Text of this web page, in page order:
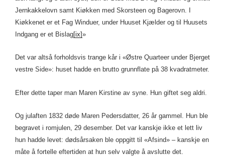
Jernkakkelovn samt Kiøkken med Skorsteen og Bagerovn. I
Kiøkkenet er et Fag Winduer, under Huuset Kjælder og til Huusets
Indgang er et Bislag[ix]»
Det var altså forholdsvis trange kår i «Østre Quarteer under Bjerget
vestre Side»: huset hadde en brutto grunnflate på 38 kvadratmeter.
Efter dette taper man Maren Kirstine av syne. Hun giftet seg aldri.
Og julaften 1832 døde Maren Pedersdatter, 26 år gammel. Hun ble
begravet i romjulen, 29 desember. Det var kanskje ikke et lett liv
hun hadde levet: dødsårsaken ble oppgitt til «Afsind» – kanskje en
måte å fortelle eftertiden at hun selv valgte å avslutte det.